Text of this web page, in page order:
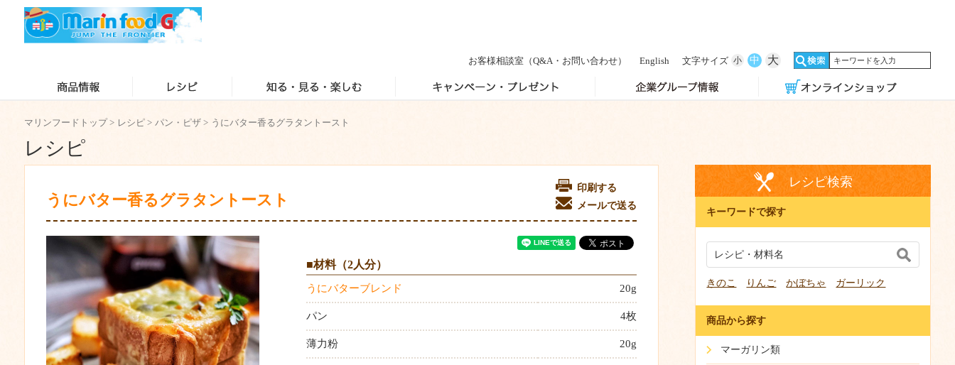
お客様相談室 （Q&A・お問い合わせ） English 文字サイズ 小 中 大
マリンフードトップ> レシピ> パン・ピザ> うにバター香るグラタントースト
レシピ
うにバター香るグラタントースト
印刷する
メールで送る
■材料（2人分）
うにバターブレンド 20g
パン 4枚
薄力粉 20g
レシピ検索
キーワードで探す
きのこ りんご かぼちゃ ガーリック
商品から探す
マーガリン類